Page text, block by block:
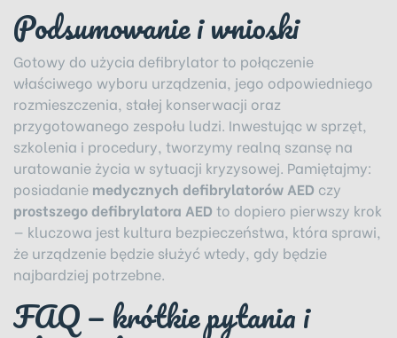
Podsumowanie i wnioski
Gotowy do użycia defibrylator to połączenie
właściwego wyboru urządzenia, jego odpowiedniego
rozmieszczenia, stałej konserwacji oraz
przygotowanego zespołu ludzi. Inwestując w sprzęt,
szkolenia i procedury, tworzymy realną szansę na
uratowanie życia w sytuacji kryzysowej. Pamiętajmy:
posiadanie medycznych defibrylatorów AED czy
prostszego defibrylatora AED to dopiero pierwszy krok
— kluczowa jest kultura bezpieczeństwa, która sprawi,
że urządzenie będzie służyć wtedy, gdy będzie
najbardziej potrzebne.
FAQ — krótkie pytania i